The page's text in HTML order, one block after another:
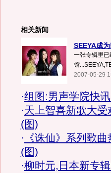
相关新闻
SEEYA成
一张专辑里
馆
2007-05-29
·组图:男声学院快
·天上智喜新歌大
(图)
· 《诛仙》系列歌
(图)
·柳时元,日本新专